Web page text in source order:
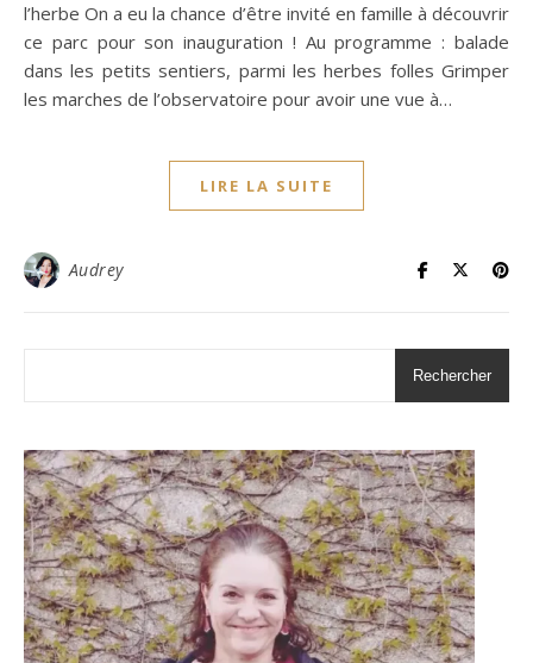
l’herbe On a eu la chance d’être invité en famille à découvrir
ce parc pour son inauguration ! Au programme : balade
dans les petits sentiers, parmi les herbes folles Grimper
les marches de l’observatoire pour avoir une vue à…
LIRE LA SUITE
Audrey
Rechercher